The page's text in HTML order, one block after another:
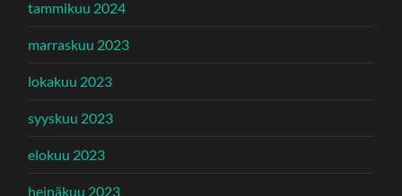
tammikuu 2024
marraskuu 2023
lokakuu 2023
syyskuu 2023
elokuu 2023
heinäkuu 2023